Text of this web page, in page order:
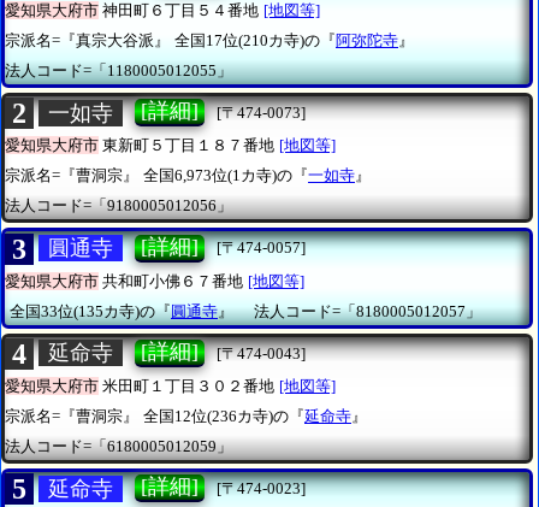
愛知県大府市 神田町６丁目５４番地 [地図等]
宗派名=『真宗大谷派』
全国17位(210カ寺)の『阿弥陀寺』
法人コード=「1180005012055」
2 一如寺 [詳細]
[〒474-0073]
愛知県大府市 東新町５丁目１８７番地 [地図等]
宗派名=『曹洞宗』
全国6,973位(1カ寺)の『一如寺』
法人コード=「9180005012056」
3 圓通寺 [詳細]
[〒474-0057]
愛知県大府市 共和町小佛６７番地 [地図等]
全国33位(135カ寺)の『圓通寺』 法人コード=「8180005012057」
4 延命寺 [詳細]
[〒474-0043]
愛知県大府市 米田町１丁目３０２番地 [地図等]
宗派名=『曹洞宗』
全国12位(236カ寺)の『延命寺 』
法人コード=「6180005012059」
5 延命寺 [詳細]
[〒474-0023]